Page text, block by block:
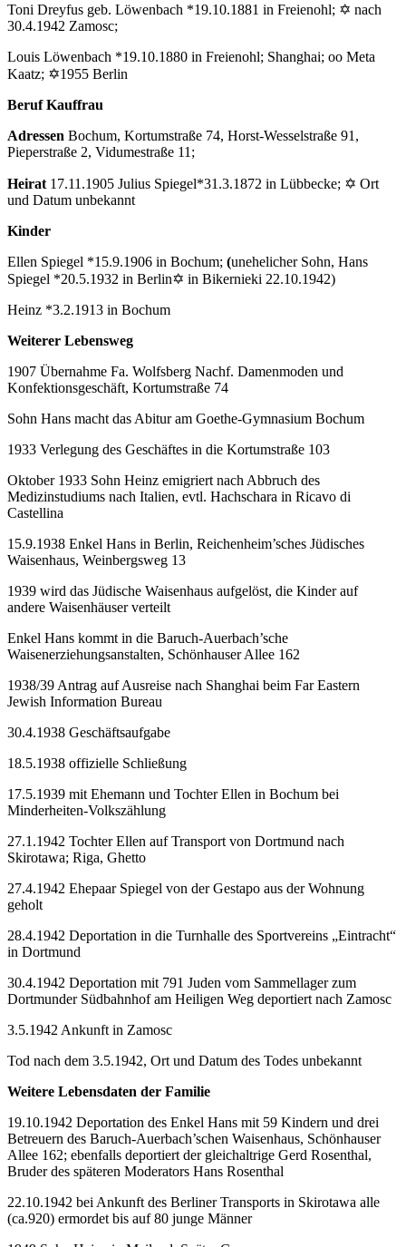
Toni Dreyfus geb. Löwenbach *19.10.1881 in Freienohl; ✡ nach
30.4.1942 Zamosc;
Louis Löwenbach *19.10.1880 in Freienohl; Shanghai; oo Meta
Kaatz; ✡1955 Berlin
Beruf Kauffrau
Adressen Bochum, Kortumstraße 74, Horst-Wesselstraße 91,
Pieperstraße 2, Vidumestraße 11;
Heirat 17.11.1905 Julius Spiegel*31.3.1872 in Lübbecke; ✡ Ort
und Datum unbekannt
Kinder
Ellen Spiegel *15.9.1906 in Bochum; (unehelicher Sohn, Hans
Spiegel *20.5.1932 in Berlin✡ in Bikernieki 22.10.1942)
Heinz *3.2.1913 in Bochum
Weiterer Lebensweg
1907 Übernahme Fa. Wolfsberg Nachf. Damenmoden und
Konfektionsgeschäft, Kortumstraße 74
Sohn Hans macht das Abitur am Goethe-Gymnasium Bochum
1933 Verlegung des Geschäftes in die Kortumstraße 103
Oktober 1933 Sohn Heinz emigriert nach Abbruch des
Medizinstudiums nach Italien, evtl. Hachschara in Ricavo di
Castellina
15.9.1938 Enkel Hans in Berlin, Reichenheim’sches Jüdisches
Waisenhaus, Weinbergsweg 13
1939 wird das Jüdische Waisenhaus aufgelöst, die Kinder auf
andere Waisenhäuser verteilt
Enkel Hans kommt in die Baruch-Auerbach’sche
Waisenerziehungsanstalten, Schönhauser Allee 162
1938/39 Antrag auf Ausreise nach Shanghai beim Far Eastern
Jewish Information Bureau
30.4.1938 Geschäftsaufgabe
18.5.1938 offizielle Schließung
17.5.1939 mit Ehemann und Tochter Ellen in Bochum bei
Minderheiten-Volkszählung
27.1.1942 Tochter Ellen auf Transport von Dortmund nach
Skirotawa; Riga, Ghetto
27.4.1942 Ehepaar Spiegel von der Gestapo aus der Wohnung
geholt
28.4.1942 Deportation in die Turnhalle des Sportvereins „Eintracht“
in Dortmund
30.4.1942 Deportation mit 791 Juden vom Sammellager zum
Dortmunder Südbahnhof am Heiligen Weg deportiert nach Zamosc
3.5.1942 Ankunft in Zamosc
Tod nach dem 3.5.1942, Ort und Datum des Todes unbekannt
Weitere Lebensdaten der Familie
19.10.1942 Deportation des Enkel Hans mit 59 Kindern und drei
Betreuern des Baruch-Auerbach’schen Waisenhaus, Schönhauser
Allee 162; ebenfalls deportiert der gleichaltrige Gerd Rosenthal,
Bruder des späteren Moderators Hans Rosenthal
22.10.1942 bei Ankunft des Berliner Transports in Skirotawa alle
(ca.920) ermordet bis auf 80 junge Männer